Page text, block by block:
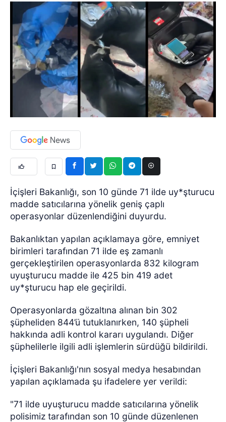
İçişleri Bakanlığı, son 10 günde 71 ilde uy*şturucu
madde satıcılarına yönelik geniş çaplı
operasyonlar düzenlendiğini duyurdu.
Bakanlıktan yapılan açıklamaya göre, emniyet
birimleri tarafından 71 ilde eş zamanlı
gerçekleştirilen operasyonlarda 832 kilogram
uyuşturucu madde ile 425 bin 419 adet
uy*şturucu hap ele geçirildi.
Operasyonlarda gözaltına alınan bin 302
şüpheliden 844’ü tutuklanırken, 140 şüpheli
hakkında adli kontrol kararı uygulandı. Diğer
şüphelilerle ilgili adli işlemlerin sürdüğü bildirildi.
İçişleri Bakanlığı'nın sosyal medya hesabından
yapılan açıklamada şu ifadelere yer verildi:
"71 ilde uyuşturucu madde satıcılarına yönelik
polisimiz tarafından son 10 günde düzenlenen